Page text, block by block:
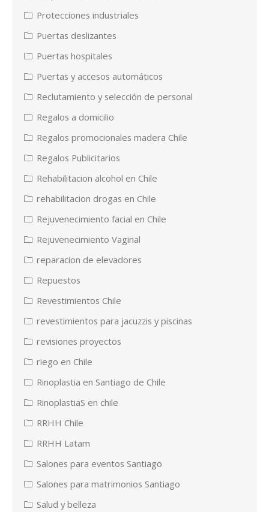
Protecciones industriales
Puertas deslizantes
Puertas hospitales
Puertas y accesos automáticos
Reclutamiento y selección de personal
Regalos a domicilio
Regalos promocionales madera Chile
Regalos Publicitarios
Rehabilitacion alcohol en Chile
rehabilitacion drogas en Chile
Rejuvenecimiento facial en Chile
Rejuvenecimiento Vaginal
reparacion de elevadores
Repuestos
Revestimientos Chile
revestimientos para jacuzzis y piscinas
revisiones proyectos
riego en Chile
Rinoplastia en Santiago de Chile
RinoplastiaS en chile
RRHH Chile
RRHH Latam
Salones para eventos Santiago
Salones para matrimonios Santiago
Salud y belleza